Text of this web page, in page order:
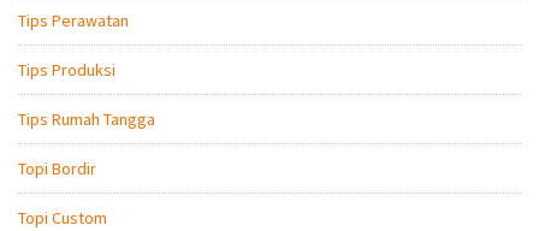
Tips Perawatan
Tips Produksi
Tips Rumah Tangga
Topi Bordir
Topi Custom